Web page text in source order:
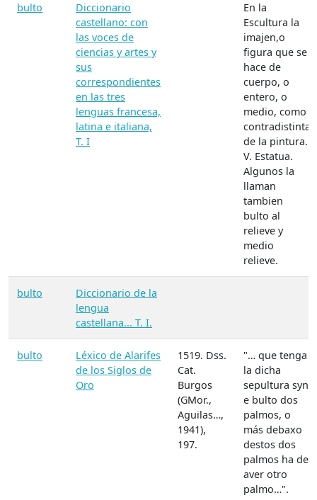
bulto
Diccionario
castellano: con
las voces de
ciencias y artes y
sus
correspondientes
en las tres
lenguas francesa,
latina e italiana,
T. I
En la
Escultura la
imajen,o
figura que se
hace de
cuerpo, o
entero, o
medio, como
contradistinta
de la pintura.
V. Estatua.
Algunos la
llaman
tambien
bulto al
relieve y
medio
relieve.
bulto
Diccionario de la
lengua
castellana... T. I.
bulto
Léxico de Alarifes
de los Siglos de
Oro
1519. Dss.
Cat.
Burgos
(GMor.,
Aguilas…,
1941),
197.
"… que tenga
la dicha
sepultura syn
e bulto dos
palmos, o
más debaxo
destos dos
palmos ha de
aver otro
palmo…".